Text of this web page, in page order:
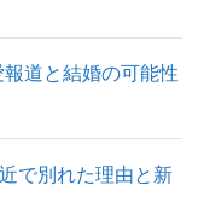
道と結婚の可能性
で別れた理由と新